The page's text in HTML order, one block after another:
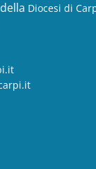
Diocesi di